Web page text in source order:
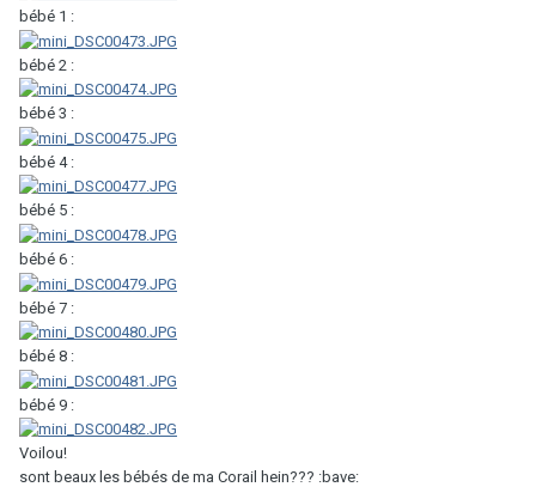
bébé 1 :
bébé 2 :
bébé 3 :
bébé 4 :
bébé 5 :
bébé 6 :
bébé 7 :
bébé 8 :
bébé 9 :
Voilou!
sont beaux les bébés de ma Corail hein??? :bave: